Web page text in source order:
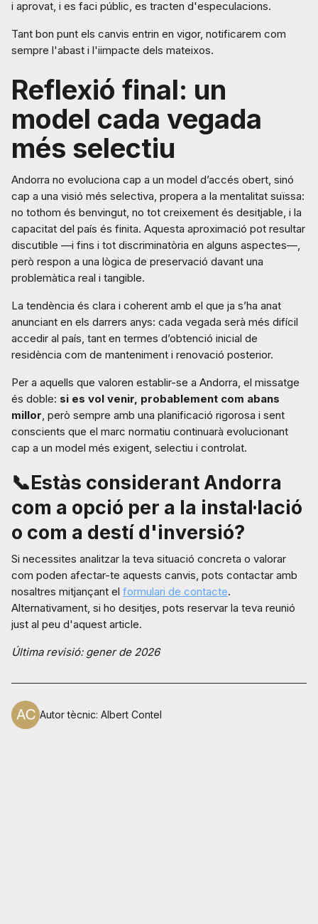
i aprovat, i es faci públic, es tracten d'especulacions.
Tant bon punt els canvis entrin en vigor, notificarem com
sempre l'abast i l'iimpacte dels mateixos.
Reflexió final: un
model cada vegada
més selectiu
Andorra no evoluciona cap a un model d’accés obert, sinó
cap a una visió més selectiva, propera a la mentalitat suïssa:
no tothom és benvingut, no tot creixement és desitjable, i la
capacitat del país és finita. Aquesta aproximació pot resultar
discutible —i fins i tot discriminatòria en alguns aspectes—,
però respon a una lògica de preservació davant una
problemàtica real i tangible.
La tendència és clara i coherent amb el que ja s’ha anat
anunciant en els darrers anys: cada vegada serà més difícil
accedir al país, tant en termes d’obtenció inicial de
residència com de manteniment i renovació posterior.
Per a aquells que valoren establir-se a Andorra, el missatge
és doble: si es vol venir, probablement com abans
millor, però sempre amb una planificació rigorosa i sent
conscients que el marc normatiu continuarà evolucionant
cap a un model més exigent, selectiu i controlat.
📞Estàs considerant Andorra
com a opció per a la instal·lació
o com a destí d'inversió?
Si necessites analitzar la teva situació concreta o valorar
com poden afectar-te aquests canvis, pots contactar amb
nosaltres mitjançant el formulari de contacte.
Alternativament, si ho desitjes, pots reservar la teva reunió
just al peu d'aquest article.
Última revisió: gener de 2026
Autor tècnic: Albert Contel